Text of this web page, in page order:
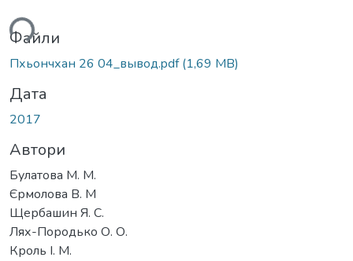
Файли
Пхьончхан 26 04_вывод.pdf(1,69 MB)
Дата
2017
Автори
Булатова М. М.
Єрмолова В. М
Щербашин Я. С.
Лях-Породько О. О.
Кроль І. М.